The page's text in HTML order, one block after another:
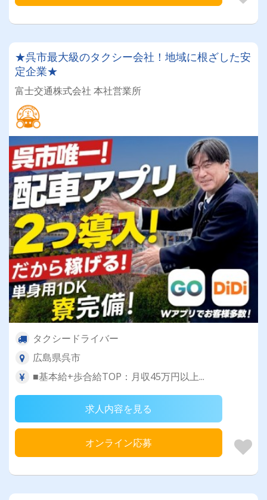
★呉市最大級のタクシー会社！地域に根ざした安
定企業★
富士交通株式会社 本社営業所
タクシードライバー
広島県呉市
■基本給+歩合給TOP：月収45万円以上...
求人内容を見る
オンライン応募